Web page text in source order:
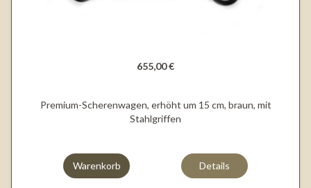
655,00 €
Premium-Scherenwagen, erhöht um 15 cm, braun, mit
Stahlgriffen
Warenkorb Details